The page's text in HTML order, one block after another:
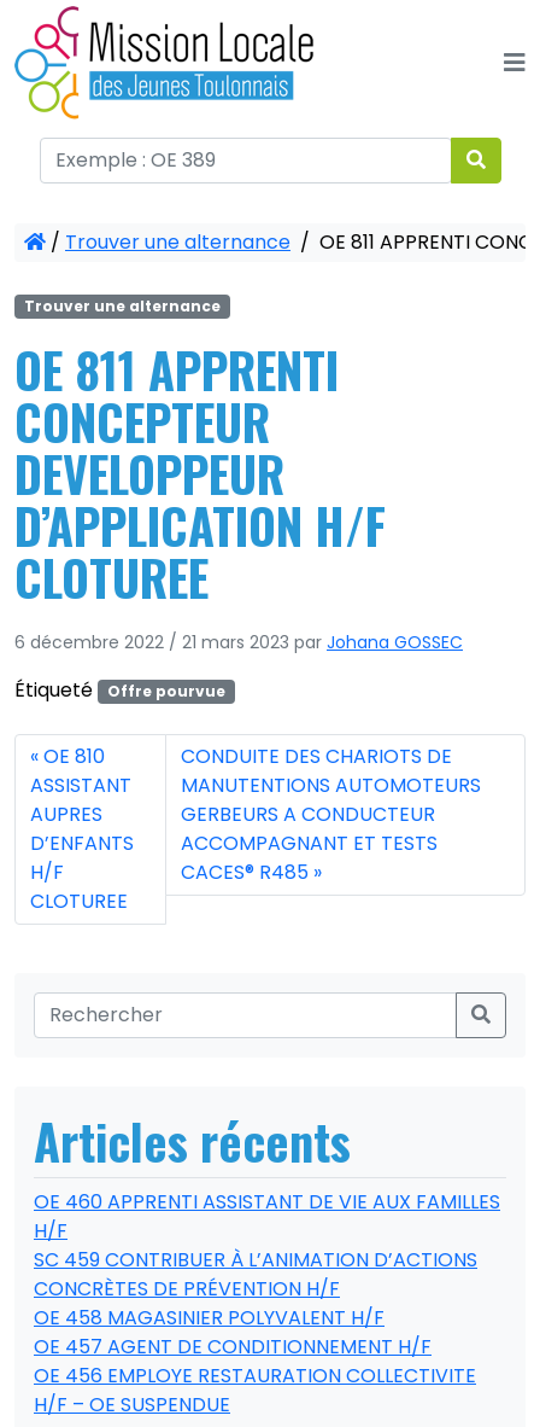
/ Trouver une alternance / OE 811 APPRENTI
Trouver une alternance
OE 811 APPRENTI
CONCEPTEUR
DEVELOPPEUR
D’APPLICATION H/F
CLOTUREE
6 décembre 2022 / 21 mars 2023 par Johana GOSSEC
Étiqueté Offre pourvue
OE 810
ASSISTANT
AUPRES
D’ENFANTS
H/F
CLOTUREE
CONDUITE DES CHARIOTS DE
MANUTENTIONS AUTOMOTEURS
GERBEURS A CONDUCTEUR
ACCOMPAGNANT ET TESTS
CACES® R485
Articles récents
OE 460 APPRENTI ASSISTANT DE VIE AUX FAMILLES
H/F
SC 459 CONTRIBUER À L’ANIMATION D’ACTIONS
CONCRÈTES DE PRÉVENTION H/F
OE 458 MAGASINIER POLYVALENT H/F
OE 457 AGENT DE CONDITIONNEMENT H/F
OE 456 EMPLOYE RESTAURATION COLLECTIVITE
H/F – OE SUSPENDUE
Panneau de gestion des cookies